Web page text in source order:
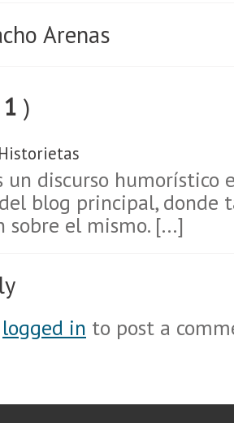
Arenas
1 )
un discurso humorístico
blog principal, donde
sobre el mismo. […]
logged in to post a